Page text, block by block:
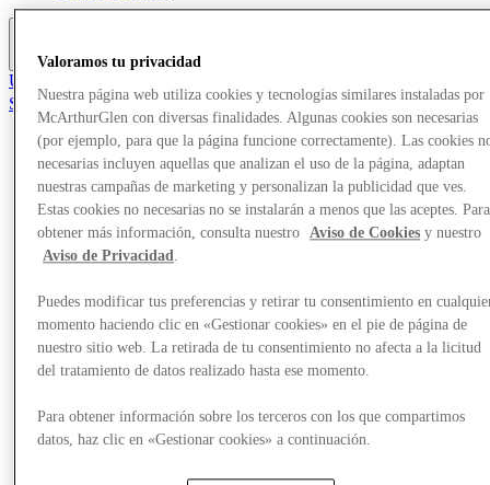
Más
Únete al Club
Salvado
es
Tiendas
Ofertas
Planifica tu visita
¿Qué pasa?
Comer y beber
Tarjetas regalo
Guía de destinos
Más
Valoramos tu privacidad
Nuestra página web utiliza cookies y tecnologías similares instaladas por
McArthurGlen con diversas finalidades. Algunas cookies son necesarias
(por ejemplo, para que la página funcione correctamente). Las cookies
necesarias incluyen aquellas que analizan el uso de la página, adaptan
nuestras campañas de marketing y personalizan la publicidad que ves.
Estas cookies no necesarias no se instalarán a menos que las aceptes. Para
obtener más información, consulta nuestro
Aviso de Cookies y nuestro
Aviso de Privacidad.
Puedes modificar tus preferencias y retirar tu consentimiento en
momento haciendo clic en «Gestionar cookies» en el pie de página de
nuestro sitio web. La retirada de tu consentimiento no afecta a la licitud
del tratamiento de datos realizado hasta ese momento.
Para obtener información sobre los terceros con los que compartimos
datos, haz clic en «Gestionar cookies» a continuación.